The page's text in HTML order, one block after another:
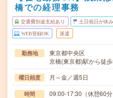
橋での経理事務
交通費別途支給あり 土日祝日が休み
WEB登録OK 派遣
勤務地
東京都中央区
京橋(東京都)駅から徒
曜日頻度 月～金／週5日
時間 09:00-17:30（休憩60